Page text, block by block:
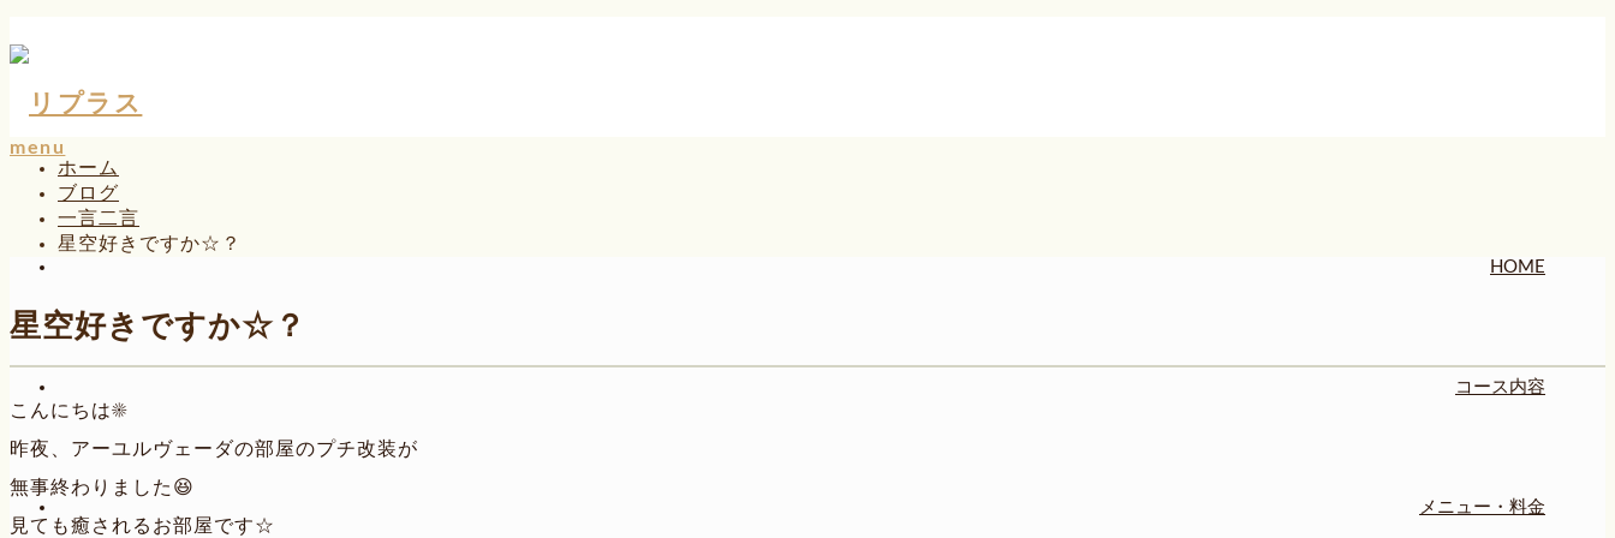
menu
HOME
コース内容
メニュー・料金
ホーム
ブログ
一言二言
星空好きですか☆？
星空好きですか☆？
こんにちは☀
昨夜、アーユルヴェーダの部屋のプチ改装が
無事終わりました😆
見ても癒されるお部屋です☆